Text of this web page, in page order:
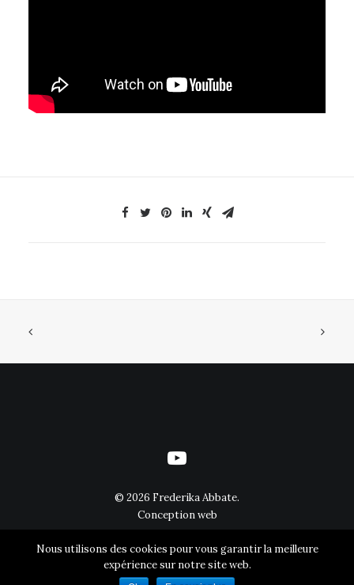
© 2026 Frederika Abbate.
Conception web
Nous utilisons des cookies pour vous garantir la meilleure
expérience sur notre site web.